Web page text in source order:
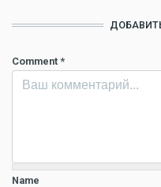
Comment *
Name